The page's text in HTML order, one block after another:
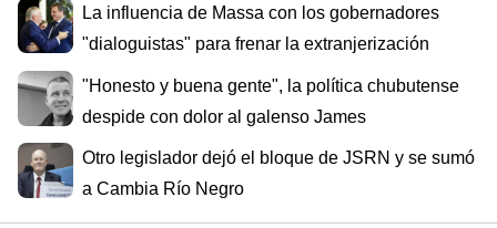
La influencia de Massa con los gobernadores
"dialoguistas" para frenar la extranjerización
"Honesto y buena gente", la política chubutense
despide con dolor al galenso James
Otro legislador dejó el bloque de JSRN y se sumó
a Cambia Río Negro